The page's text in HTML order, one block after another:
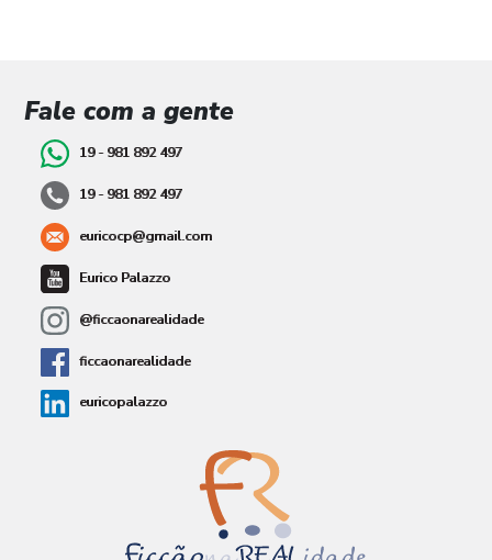
Fale com a gente
19 - 981 892 497
19 - 981 892 497
euricocp@gmail.com
Eurico Palazzo
@ficcaonarealidade
ficcaonarealidade
euricopalazzo